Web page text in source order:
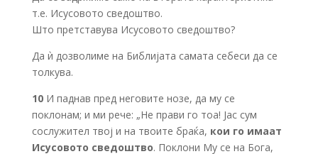
т.е. Исусовото сведоштво.
Што претставува Исусовото сведоштво?
Да ѝ дозволиме на Библијата самата себеси да се
толкува.
10 И паднав пред неговите нозе, да му се
поклонам; и ми рече: „Не прави го тоа! Јас сум
сослужител твој и на твоите браќа, кои го имаат
Исусовото сведоштво. Поклони Му се на Бога,